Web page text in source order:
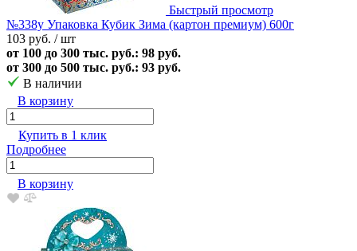
Быстрый просмотр
№338у Упаковка Кубик Зима (картон премиум) 600г
103 руб. / шт
от 100 до 300 тыс. руб.: 98 руб.
от 300 до 500 тыс. руб.: 93 руб.
В наличии
В корзину
Купить в 1 клик
Подробнее
В корзину